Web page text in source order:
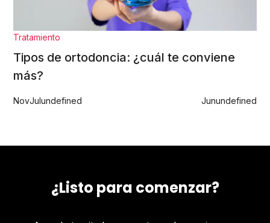
Tratamiento
Tipos de ortodoncia: ¿cuál te conviene
más?
NovJulundefined Junundefined
¿Listo para comenzar?